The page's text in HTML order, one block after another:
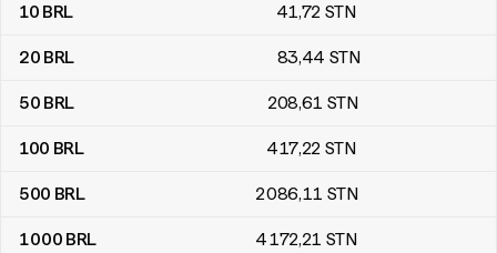
10 BRL 41,72 STN
20 BRL 83,44 STN
50 BRL 208,61 STN
100 BRL 417,22 STN
500 BRL 2 086,11 STN
1 000 BRL 4 172,21 STN